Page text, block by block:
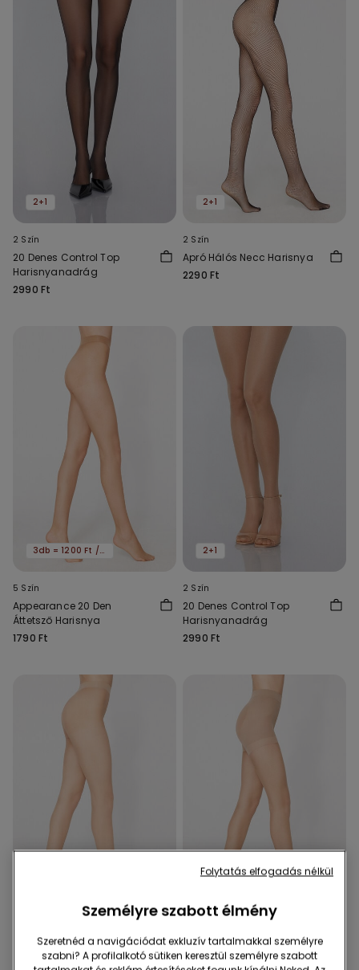
2+1
2 Szín
20 Denes Control Top
Harisnyanadrág
2990 Ft
2+1
2 Szín
Apró Hálós Necc Harisnya
2290 Ft
3db = 1200 Ft / db
5 Szín
Appearance 20 Den
Áttetsző Harisnya
1790 Ft
2+1
2 Szín
20 Denes Control Top
Harisnyanadrág
2990 Ft
5 Szín
Appearance 20 Den
2 Szín
20 Denes Push-Up Áttetsző
Személyre szabott élmény
Szeretnéd a navigációdat exkluzív tartalmakkal személyre
szabni? A profilalkotó sütiken keresztül személyre szabott
Folytatás elfogadás nélkül